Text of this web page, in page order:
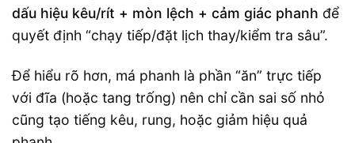
dấu hiệu kêu/rít + mòn lệch + cảm giác phanh để
quyết định “chạy tiếp/đặt lịch thay/kiểm tra sâu”.
Để hiểu rõ hơn, má phanh là phần “ăn” trực tiếp
với đĩa (hoặc tang trống) nên chỉ cần sai số nhỏ
cũng tạo tiếng kêu, rung, hoặc giảm hiệu quả